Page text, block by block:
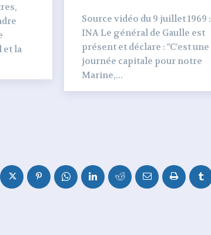
et la
Source vidéo du 9 juillet 1969 :
INA Le général de Gaulle est
présent et déclare : "C’est une
journée capitale pour notre
Marine,...